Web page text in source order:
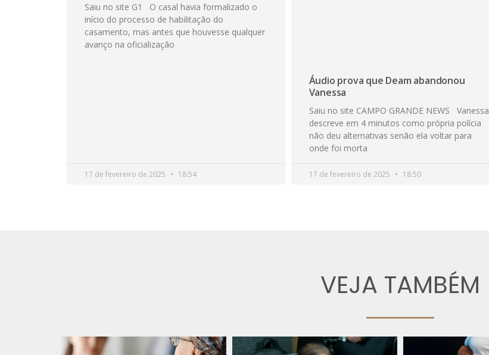
Saiu no site G1 O casal havia formalizado o
início do processo de habilitação do
casamento, mas antes que houvesse qualquer
avanço na oficialização
17 de fevereiro de 2025 18:54
Áudio prova que Deam abandonou
Vanessa
Saiu no site CAMPO GRANDE NEWS Vanessa
descreve em 4 minutos como própria polícia
não deu alternativas senão ela voltar para
onde foi morta
17 de fevereiro de 2025 18:50
VEJA TAMBÉM